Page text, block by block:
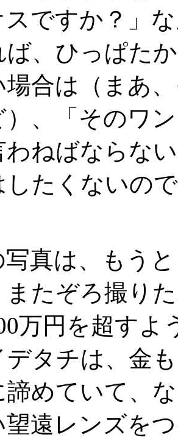
スですか？」
ば、ひっぱた
場合は（まあ
）、「そのワ
わねばならな
したくないの
真は、もう
またぞろ撮り
万円を超す
デタチは、金
諦めていて、
望遠レンズを